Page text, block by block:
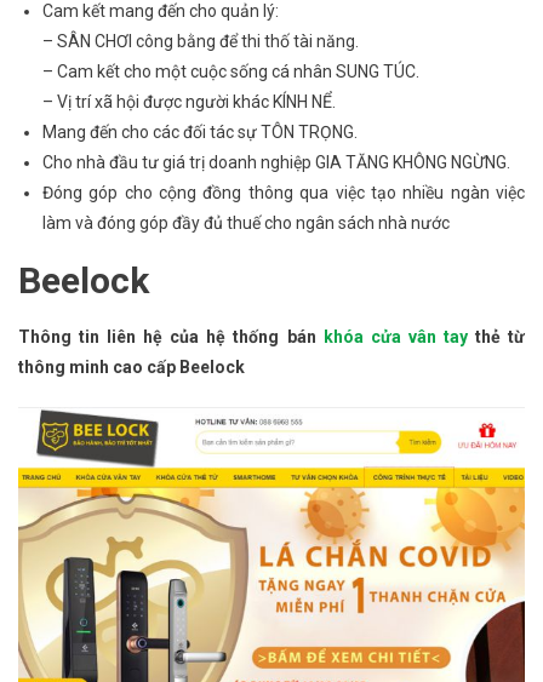
Cam kết mang đến cho quản lý:
– SÂN CHƠI công bằng để thi thố tài năng.
– Cam kết cho một cuộc sống cá nhân SUNG TÚC.
– Vị trí xã hội được người khác KÍNH NỂ.
Mang đến cho các đối tác sự TÔN TRỌNG.
Cho nhà đầu tư giá trị doanh nghiệp GIA TĂNG KHÔNG NGỪNG.
Đóng góp cho cộng đồng thông qua việc tạo nhiều ngàn việc
làm và đóng góp đầy đủ thuế cho ngân sách nhà nước
Beelock
Thông tin liên hệ của hệ thống bán khóa cửa vân taythẻ từ
thông minh cao cấp Beelock